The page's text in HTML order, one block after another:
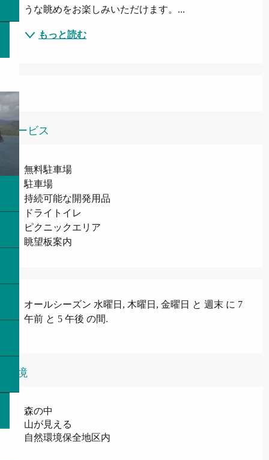
うな眺めをお楽しみいただけます。...
もっと読む
サービス
無料駐車場
駐車場
持続可能な開発用品
ドライトイレ
ピクニックエリア
眺望板案内
オールシーズン 水曜日, 木曜日, 金曜日 と 週末 に 7
午前 と 5 午後 の間.
環境
森の中
山が見える
自然環境保全地区内